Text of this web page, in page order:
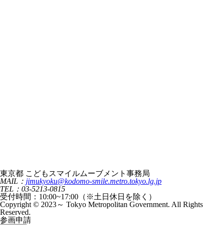
東京都 こどもスマイルムーブメント事務局
MAIL： jimukyoku@kodomo-smile.metro.tokyo.lg.jp
TEL：03-5213-0815
受付時間：10:00~17:00（※土日休日を除く）
Copyright © 2023～ Tokyo Metropolitan Government. All Rights
Reserved.
参画申請